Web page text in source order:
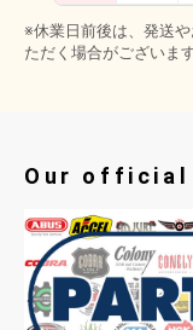
※休業日前後は、発送
ただく場合がございます
Our official